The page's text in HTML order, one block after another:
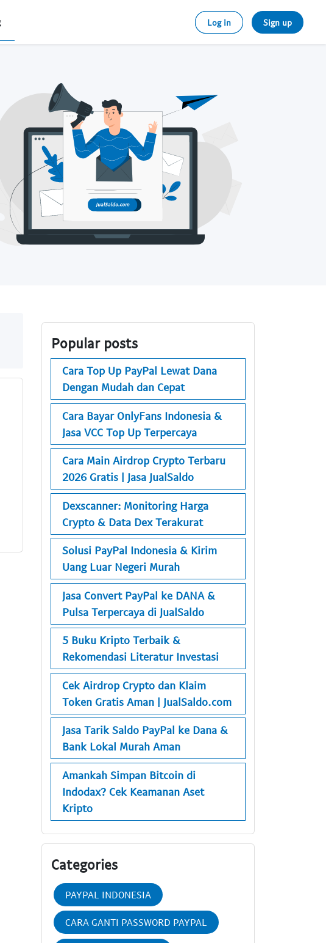
Log in Sign up
Popular posts
Cara Top Up PayPal Lewat Dana
Dengan Mudah dan Cepat
Cara Bayar OnlyFans Indonesia &
Jasa VCC Top Up Terpercaya
Cara Main Airdrop Crypto Terbaru
2026 Gratis | Jasa JualSaldo
Dexscanner: Monitoring Harga
Crypto & Data Dex Terakurat
Solusi PayPal Indonesia & Kirim
Uang Luar Negeri Murah
Jasa Convert PayPal ke DANA &
Pulsa Terpercaya di JualSaldo
5 Buku Kripto Terbaik &
Rekomendasi Literatur Investasi
Cek Airdrop Crypto dan Klaim
Token Gratis Aman | JualSaldo.com
Jasa Tarik Saldo PayPal ke Dana &
Bank Lokal Murah Aman
Amankah Simpan Bitcoin di
Indodax? Cek Keamanan Aset
Kripto
Categories
PAYPAL INDONESIA
CARA GANTI PASSWORD PAYPAL